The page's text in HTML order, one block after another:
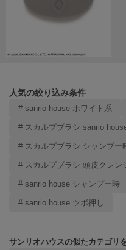
ORR
PATRICK
Philly chocolate
poláura
ポローラ
人気の絞り込み条件
# sanrio house ホワイト系
# スカルプブラシ sanrio
# スカルプブラシ シャンプー
# スカルプブラシ 頭皮クレン
# sanrio house シャンプー時
# sanrio house ツボ押し
サンリオハウスの似たカテゴリ